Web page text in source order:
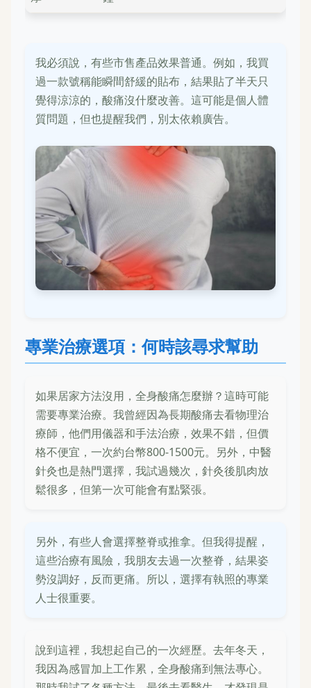
我必須說，有些市售產品效果普通。例如，我買
過一款號稱能瞬間舒緩的貼布，結果貼了半天只
覺得涼涼的，酸痛沒什麼改善。這可能是個人體
質問題，但也提醒我們，別太依賴廣告。
專業治療選項：何時該尋求幫助
如果居家方法沒用，全身酸痛怎麼辦？這時可能
需要專業治療。我曾經因為長期酸痛去看物理治
療師，他們用儀器和手法治療，效果不錯，但價
格不便宜，一次約台幣800-1500元。另外，中醫
針灸也是熱門選擇，我試過幾次，針灸後肌肉放
鬆很多，但第一次可能會有點緊張。
另外，有些人會選擇整脊或推拿。但我得提醒，
這些治療有風險，我朋友去過一次整脊，結果姿
勢沒調好，反而更痛。所以，選擇有執照的專業
人士很重要。
說到這裡，我想起自己的一次經歷。去年冬天，
我因為感冒加上工作累，全身酸痛到無法專心。